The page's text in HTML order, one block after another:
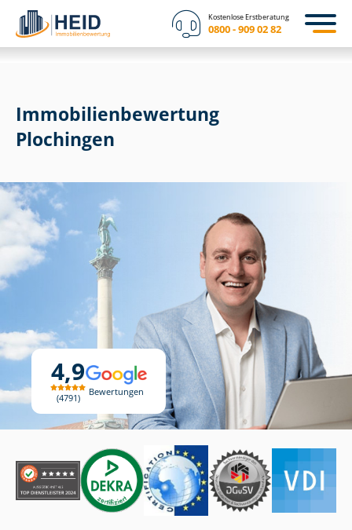
Kostenlose Erstberatung
0800 - 909 02 82
4,9
4791
Bewertungen
Immobilien­bewertung
Plochingen